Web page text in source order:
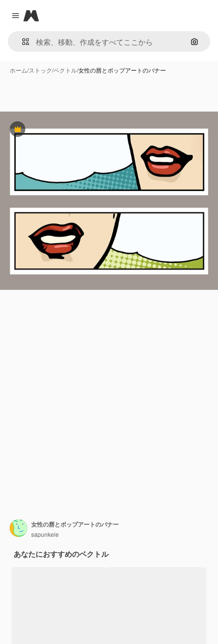
Close menu
Magnific
画像で
ホーム/ストック/ベクトル/女性の唇とポップアートのバナー
Premium
女性の唇とポップアートのバナー
sapunkele
あなたにおすすめのベクトル